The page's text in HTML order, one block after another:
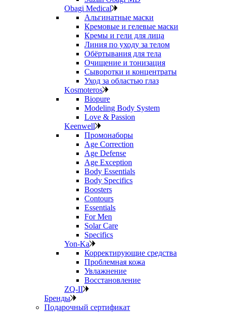
Obagi Medical
Альгинатные маски
Кремовые и гелевые маски
Кремы и гели для лица
Линия по уходу за телом
Обёртывания для тела
Очищение и тонизация
Сыворотки и концентраты
Уход за областью глаз
Kosmoteros
Biopure
Modeling Body System
Love & Passion
Keenwell
Промонаборы
Age Correction
Age Defense
Age Exception
Body Essentials
Body Specifics
Boosters
Contours
Essentials
For Men
Solar Care
Specifics
Yon-Ka
Корректирующие средства
Проблемная кожа
Увлажнение
Восстановление
ZQ-II
Бренды
Подарочный сертификат